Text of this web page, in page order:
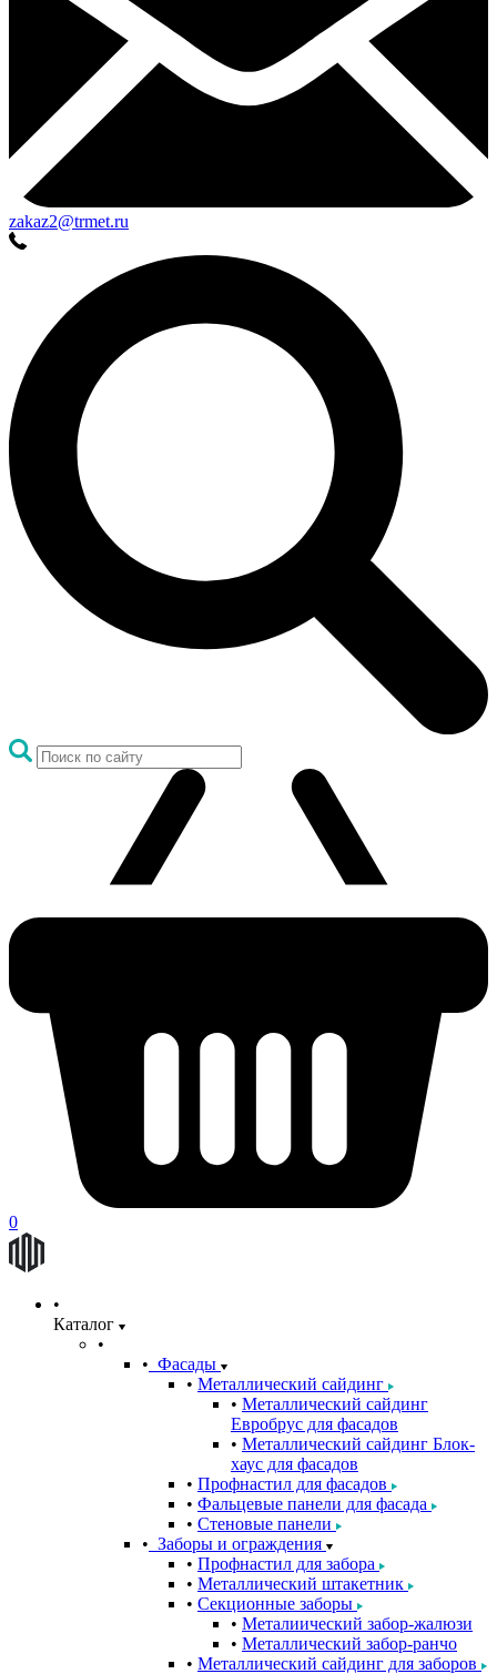
zakaz2@trmet.ru
0
Каталог
Фасады
Металлический сайдинг
Металлический сайдинг
Евробрус для фасадов
Металлический сайдинг Блок-
хаус для фасадов
Профнастил для фасадов
Фальцевые панели для фасада
Стеновые панели
Заборы и ограждения
Профнастил для забора
Металлический штакетник
Секционные заборы
Металиический забор-жалюзи
Металлический забор-ранчо
Металлический сайдинг для заборов